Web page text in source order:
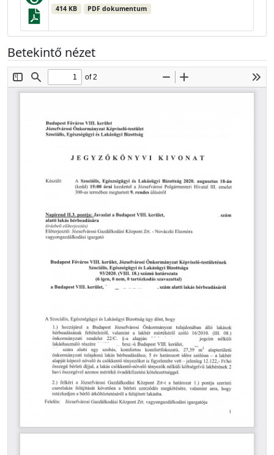
414 KB PDF dokumentum
Betekintő nézet